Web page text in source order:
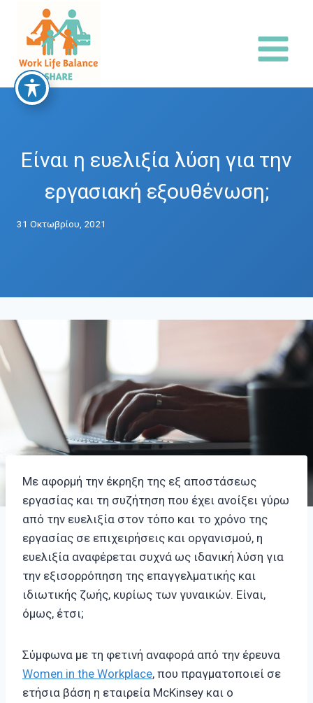
content
Είναι η ευελιξία λύση για την
εργασιακή εξουθένωση;
31 Οκτωβρίου, 2021
Με αφορμή την έκρηξη της εξ αποστάσεως
εργασίας και τη συζήτηση που έχει ανοίξει γύρω
από την ευελιξία στον τόπο και το χρόνο της
εργασίας σε επιχειρήσεις και οργανισμού, η
ευελιξία αναφέρεται συχνά ως ιδανική λύση για
την εξισορρόπηση της επαγγελματικής και
ιδιωτικής ζωής, κυρίως των γυναικών. Είναι,
όμως, έτσι;
Σύμφωνα με τη φετινή αναφορά από την έρευνα
Women in the Workplace, που πραγματοποιεί σε
ετήσια βάση η εταιρεία McKinsey και ο